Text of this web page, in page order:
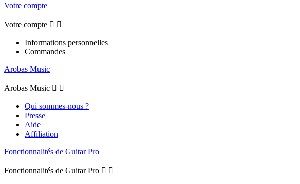
Votre compte
Votre compte  
Informations personnelles
Commandes
Arobas Music
Arobas Music  
Qui sommes-nous ?
Presse
Aide
Affiliation
Fonctionnalités de Guitar Pro
Fonctionnalités de Guitar Pro  